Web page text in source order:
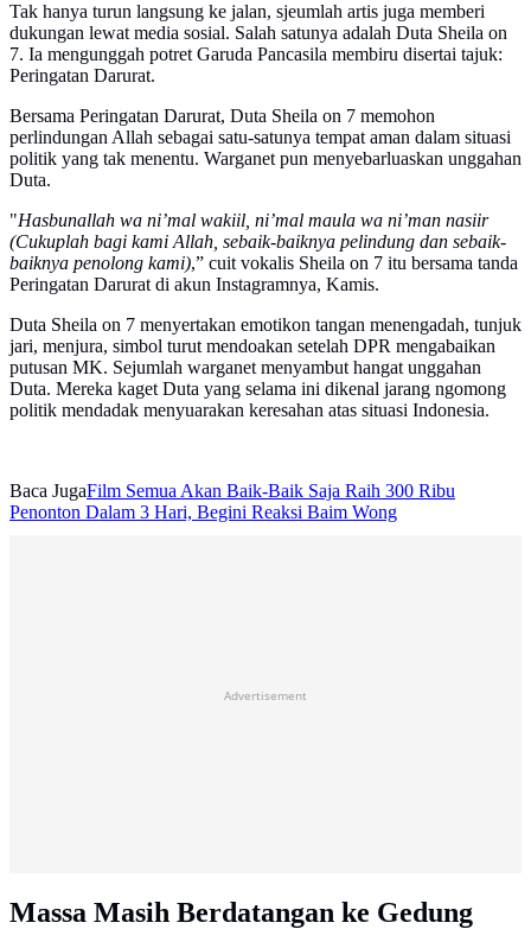
Tak hanya turun langsung ke jalan, sjeumlah artis juga memberi
dukungan lewat media sosial. Salah satunya adalah Duta Sheila on
7. Ia mengunggah potret Garuda Pancasila membiru disertai tajuk:
Peringatan Darurat.
Bersama Peringatan Darurat, Duta Sheila on 7 memohon
perlindungan Allah sebagai satu-satunya tempat aman dalam situasi
politik yang tak menentu. Warganet pun menyebarluaskan unggahan
Duta.
"Hasbunallah wa ni’mal wakiil, ni’mal maula wa ni’man nasiir
(Cukuplah bagi kami Allah, sebaik-baiknya pelindung dan sebaik-
baiknya penolong kami),” cuit vokalis Sheila on 7 itu bersama tanda
Peringatan Darurat di akun Instagramnya, Kamis.
Duta Sheila on 7 menyertakan emotikon tangan menengadah, tunjuk
jari, menjura, simbol turut mendoakan setelah DPR mengabaikan
putusan MK. Sejumlah warganet menyambut hangat unggahan
Duta. Mereka kaget Duta yang selama ini dikenal jarang ngomong
politik mendadak menyuarakan keresahan atas situasi Indonesia.
Baca JugaFilm Semua Akan Baik-Baik Saja Raih 300 Ribu
Penonton Dalam 3 Hari, Begini Reaksi Baim Wong
Advertisement
Massa Masih Berdatangan ke Gedung